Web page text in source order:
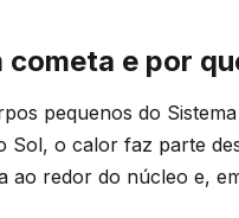
cometa e por
pequenos do
Sol, o calor faz parte
ao redor do núcleo e,